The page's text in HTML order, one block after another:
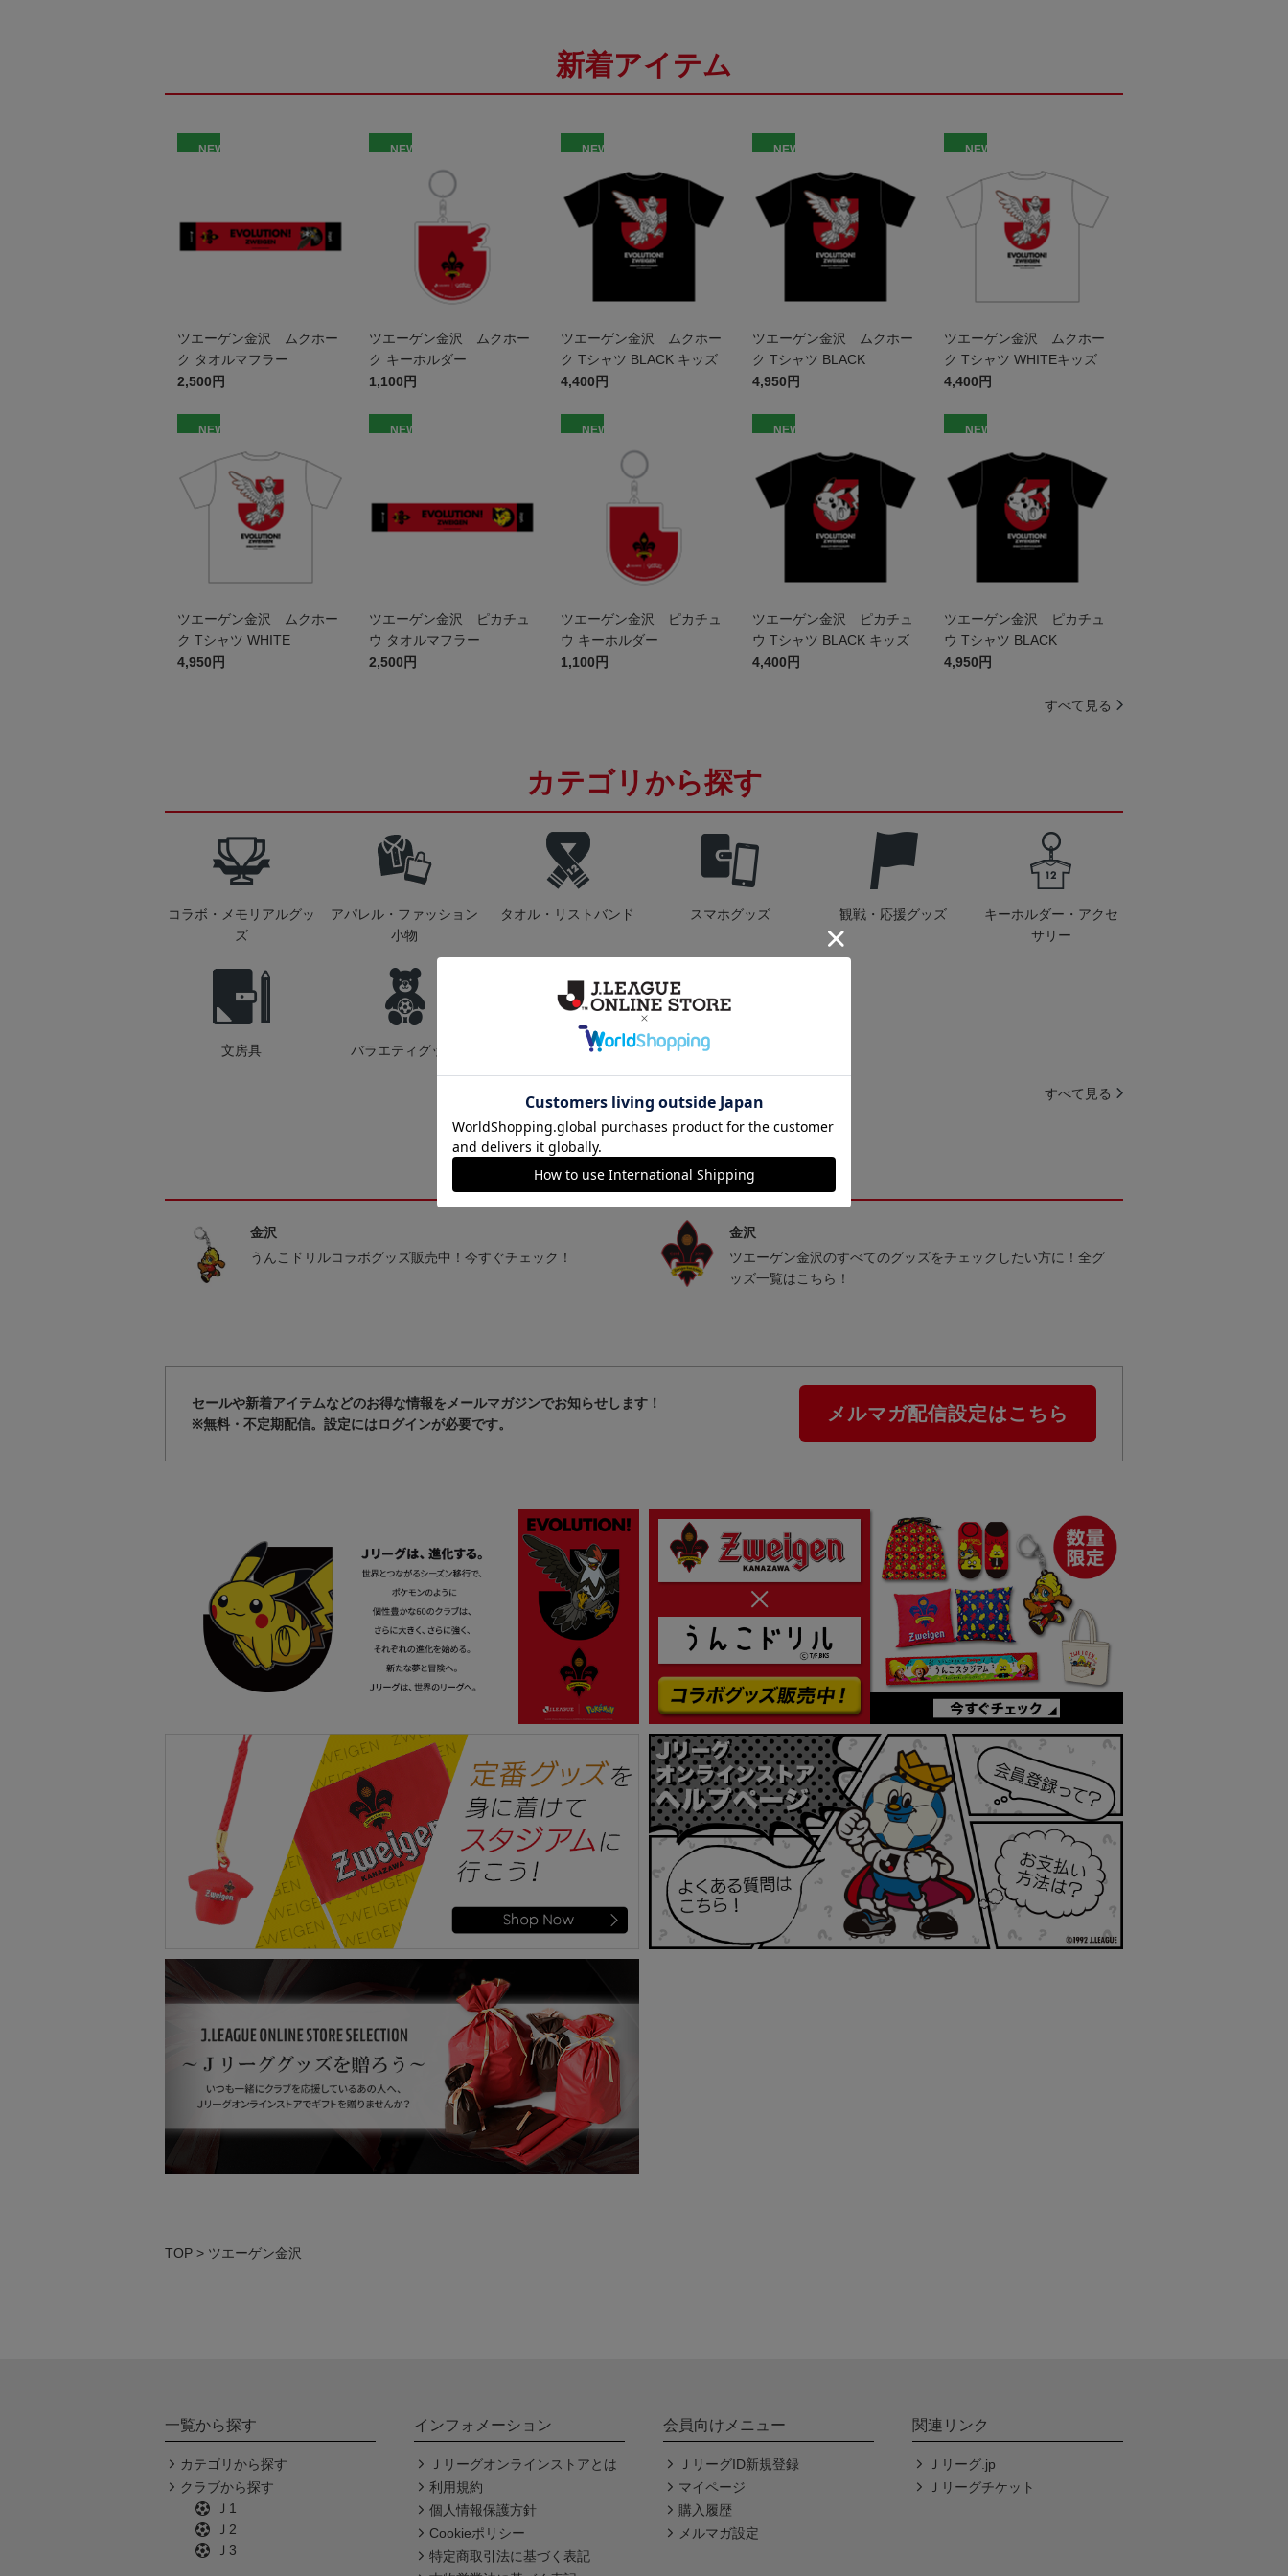
新着アイテム
NEW
ツエーゲン金沢 ムクホー
ク タオルマフラー
2,500円
NEW
ツエーゲン金沢 ムクホー
ク キーホルダー
1,100円
NEW
ツエーゲン金沢 ムクホー
ク Tシャツ BLACK キッズ
4,400円
NEW
ツエーゲン金沢 ムクホー
ク Tシャツ BLACK
4,950円
NEW
ツエーゲン金沢 ムクホー
ク Tシャツ WHITEキッズ
4,400円
NEW
ツエーゲン金沢 ムクホー
ク Tシャツ WHITE
4,950円
NEW
ツエーゲン金沢 ピカチュ
ウ タオルマフラー
2,500円
NEW
ツエーゲン金沢 ピカチュ
ウ キーホルダー
1,100円
NEW
ツエーゲン金沢 ピカチュ
ウ Tシャツ BLACK キッズ
4,400円
NEW
ツエーゲン金沢 ピカチュ
ウ Tシャツ BLACK
4,950円
すべて見る
カテゴリから探す
コラボ・メモリアルグッ
ズ
アパレル・ファッション
小物
タオル・リストバンド スマホグッズ 観戦・応援グッズ
キーホルダー・アクセ
サリー
文房具 バラエティグッズ
すべて見る
トピックス
金沢
うんこドリルコラボグッズ販売中！今すぐチェック！
金沢
ツエーゲン金沢のすべてのグッズをチェックしたい方に！全グ
ッズ一覧はこちら！
セールや新着アイテムなどのお得な情報をメールマガジンでお知らせします！
※無料・不定期配信。設定にはログインが必要です。
メルマガ配信設定はこちら
TOP ツエーゲン金沢
一覧から探す
カテゴリから探す
クラブから探す
Ｊ1
Ｊ2
Ｊ3
インフォメーション
Ｊリーグオンラインストアとは
利用規約
個人情報保護方針
Cookieポリシー
特定商取引法に基づく表記
会員向けメニュー
ＪリーグID新規登録
マイページ
購入履歴
メルマガ設定
関連リンク
Ｊリーグ.jp
Ｊリーグチケット